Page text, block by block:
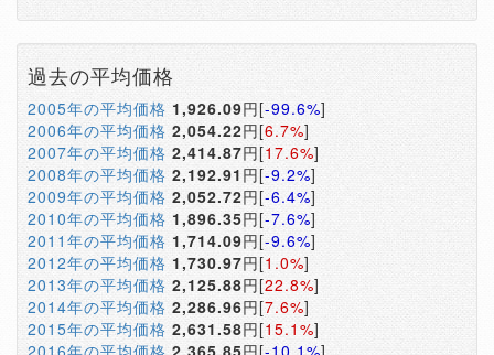
過去の平均価格
2005年の平均価格 1,926.09円[-99.6%]
2006年の平均価格 2,054.22円[6.7%]
2007年の平均価格 2,414.87円[17.6%]
2008年の平均価格 2,192.91 円[-9.2%]
2009年の平均価格 2,052.72円[-6.4%]
2010年の平均価格 1,896.35円[-7.6%]
2011年の平均価格 1,714.09円[-9.6%]
2012年の平均価格 1,730.97円[1.0%]
2013年の平均価格 2,125.88円[22.8%]
2014年の平均価格 2,286.96円[7.6%]
2015年の平均価格 2,631.58円[15.1%]
2016年の平均価格 2,365.85円[-10.1%]